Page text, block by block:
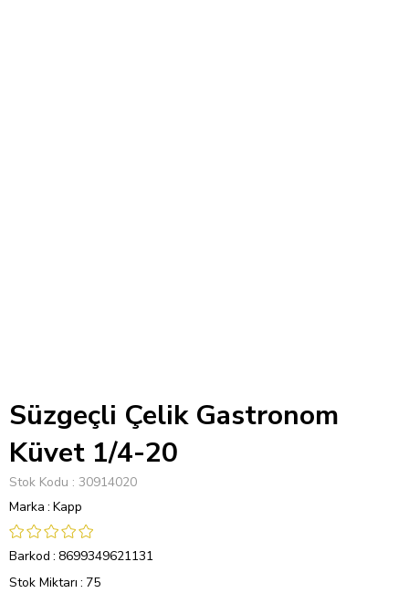
Süzgeçli Çelik Gastronom
Küvet 1/4-20
Stok Kodu
30914020
Marka : Kapp
Barkod : 8699349621131
Stok Miktarı : 75